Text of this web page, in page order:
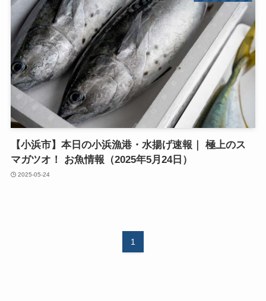
【小浜市】本日の小浜漁港・水揚げ速報｜ 極上のス
マガツオ！ お魚情報（2025年5月24日）
2025-05-24
1